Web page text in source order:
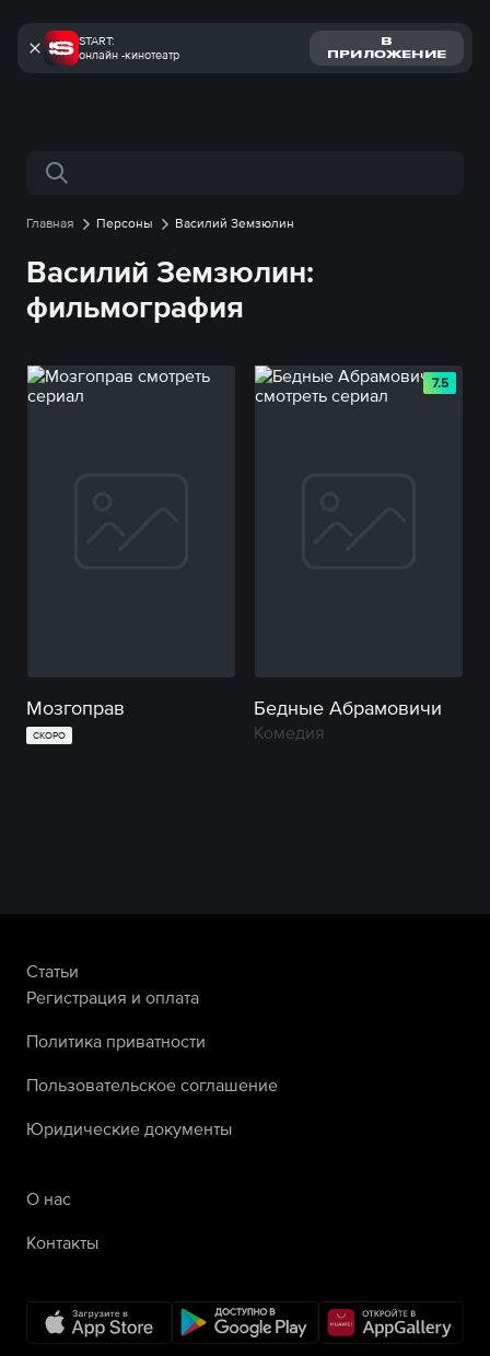
START:
онлайн -кинотеатр
В
ПРИЛОЖЕНИЕ
Поиск по сайту
Главная Персоны Василий Земзюлин
Василий Земзюлин:
фильмография
Мозгоправ
СКОРО
7.5
Бедные Абрамовичи
Комедия
Статьи
Регистрация и оплата
Политика приватности
Пользовательское соглашение
Юридические документы
О нас
Контакты